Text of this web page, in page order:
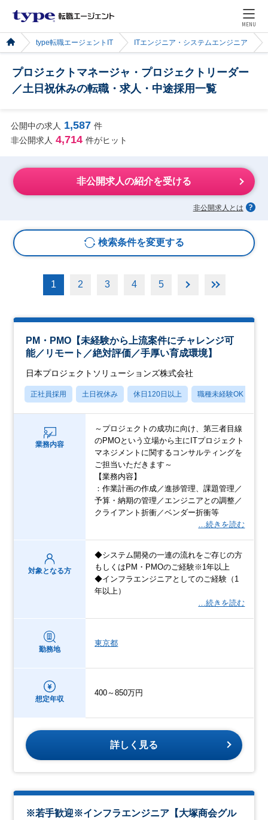
MENU
type転職エージェントIT ITエンジニア・システムエンジニア
プロジェクトマネージャ・プロジェクトリーダー
／土日祝休みの転職・求人・中途採用一覧
公開中の求人 1,587 件
非公開求人 4,714 件がヒット
非公開求人の紹介を受ける
非公開求人とは
検索条件を変更する
1 2 3 4 5
PM・PMO【未経験から上流案件にチャレンジ可
能／リモート／絶対評価／手厚い育成環境】
日本プロジェクトソリューションズ株式会社
正社員採用 土日祝休み 休日120日以上 職種未経験OK
業務内容
～プロジェクトの成功に向け、第三者目線
のPMOという立場から主にITプロジェクト
マネジメントに関するコンサルティングを
ご担当いただきます～
【業務内容】
：作業計画の作成／進捗管理、課題管理／
予算・納期の管理／エンジニアとの調整／
クライアント折衝／ベンダー折衝等
…続きを読む
対象となる方
◆システム開発の一連の流れをご存じの方
もしくはPM・PMOのご経験※1年以上
◆インフラエンジニアとしてのご経験（1
年以上）
…続きを読む
勤務地
東京都
想定年収
400～850万円
詳しく見る
※若手歓迎※インフラエンジニア【大塚商会グル